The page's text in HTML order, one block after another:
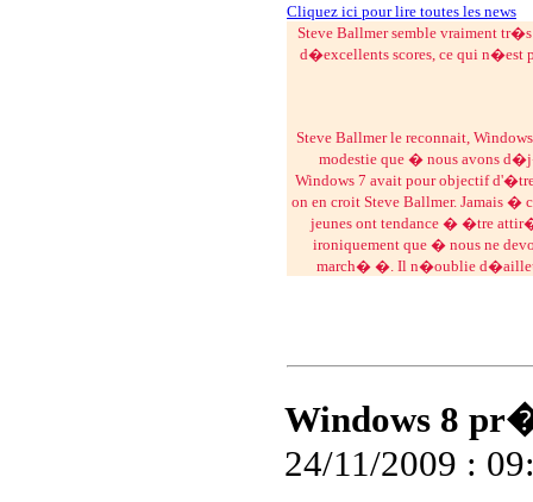
Cliquez ici pour lire toutes les news
Steve Ballmer semble vraiment
d�excellents scores, ce qui n�est
Steve Ballmer le reconnait,
modestie que � nous avons
Windows 7 avait pour objectif
on en croit Steve Ballmer. Jamais
jeunes ont tendance � �tre
ironiquement que � nous ne
march� �. Il n�oublie
Windows 8
24/11/2009 :